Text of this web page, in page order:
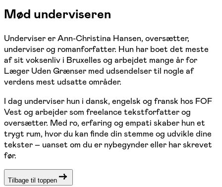
Mød underviseren
Underviser er Ann-Christina Hansen, oversætter,
underviser og romanforfatter. Hun har boet det meste
af sit voksenliv i Bruxelles og arbejdet mange år for
Læger Uden Grænser med udsendelser til nogle af
verdens mest udsatte områder.
I dag underviser hun i dansk, engelsk og fransk hos FOF
Vest og arbejder som freelance tekstforfatter og
oversætter. Med ro, erfaring og empati skaber hun et
trygt rum, hvor du kan finde din stemme og udvikle dine
tekster – uanset om du er nybegynder eller har skrevet
før.
Tilbage til toppen